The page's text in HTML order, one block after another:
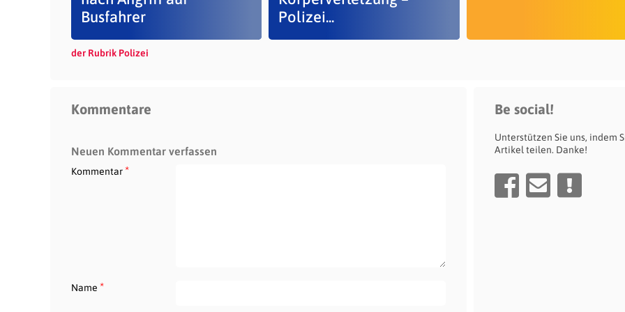
Busfahrer
Polizei...
der Rubrik Polizei
Kommentare
Neuen Kommentar verfassen
Kommentar*
Name *
Be social!
Unterstützen Sie uns, indem
Artikel teilen. Danke!